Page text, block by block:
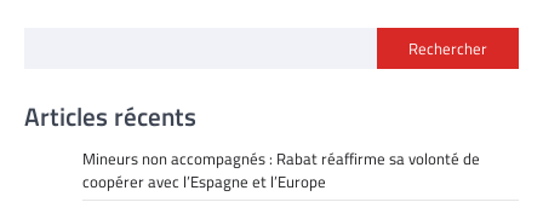
Rechercher
Articles récents
Mineurs non accompagnés : Rabat réaffirme sa volonté de
coopérer avec l’Espagne et l’Europe